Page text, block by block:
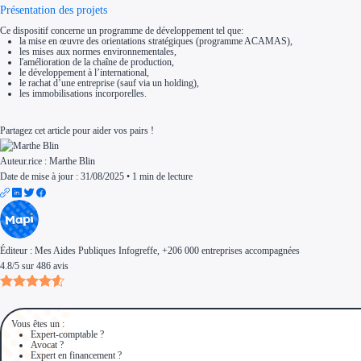
Présentation des projets
Ce dispositif concerne un programme de développement tel que:
la mise en œuvre des orientations stratégiques (programme ACAMAS),
les mises aux normes environnementales,
l'amélioration de la chaîne de production,
le développement à l’international,
le rachat d’une entreprise (sauf via un holding),
les immobilisations incorporelles.
Partagez cet article pour aider vos pairs !
Auteur.rice : Marthe Blin
Date de mise à jour : 31/08/2025 • 1 min de lecture
Éditeur : Mes Aides Publiques Infogreffe , +206 000 entreprises accompagnées
4.8/5 sur 486 avis
Vous êtes un :
Expert-comptable ?
Avocat ?
Expert en financement ?